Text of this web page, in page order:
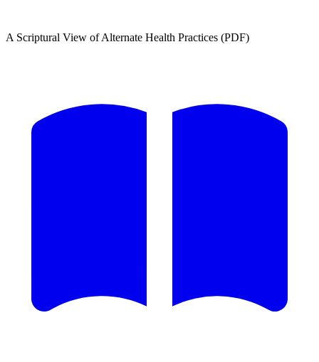
A Scriptural View of Alternate Health Practices (PDF)